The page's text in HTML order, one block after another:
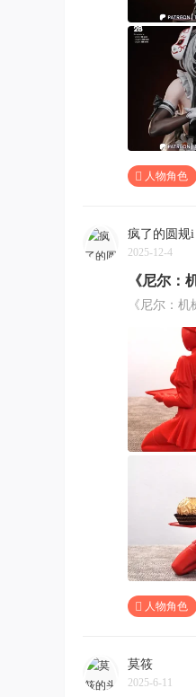
人物角色
疯了的圆规i
2025-12-4
《尼尔：
《尼尔：
人物角色
莫筱
2025-6-11